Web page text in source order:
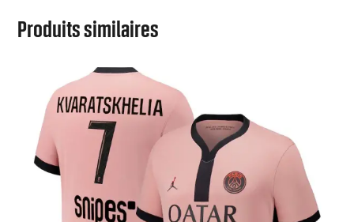
Produits similaires